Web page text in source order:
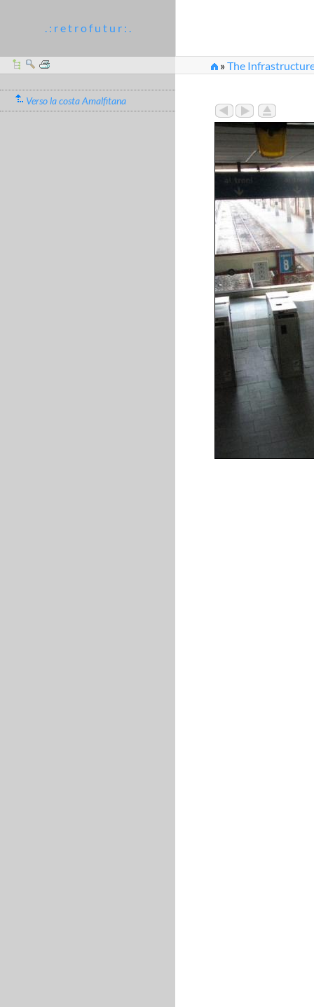
. : r e t r o f u t u r : .
»The
Verso la costa Amalfitana